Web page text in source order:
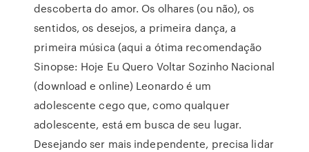
descoberta do amor. Os olhares (ou não), os
sentidos, os desejos, a primeira dança, a
primeira música (aqui a ótima recomendação
Sinopse: Hoje Eu Quero Voltar Sozinho Nacional
(download e online) Leonardo é um
adolescente cego que, como qualquer
adolescente, está em busca de seu lugar.
Desejando ser mais independente, precisa lidar